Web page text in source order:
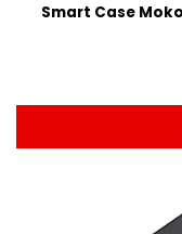
Smart Case